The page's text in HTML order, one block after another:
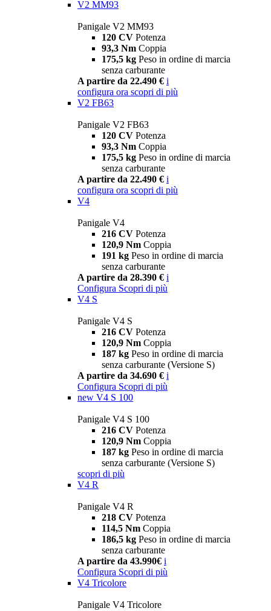
V2 MM93
Panigale V2 MM93
120 CV Potenza
93,3 Nm Coppia
175,5 kg Peso in ordine di marcia
senza carburante
A partire da 22.490 € i
configura ora scopri di più
V2 FB63
Panigale V2 FB63
120 CV Potenza
93,3 Nm Coppia
175,5 kg Peso in ordine di marcia
senza carburante
A partire da 22.490 € i
configura ora scopri di più
V4
Panigale V4
216 CV Potenza
120,9 Nm Coppia
191 kg Peso in ordine di marcia
senza carburante
A partire da 28.390 € i
Configura Scopri di più
V4 S
Panigale V4 S
216 CV Potenza
120,9 Nm Coppia
187 kg Peso in ordine di marcia
senza carburante (Versione S)
A partire da 34.690 € i
Configura Scopri di più
new V4 S 100
Panigale V4 S 100
216 CV Potenza
120,9 Nm Coppia
187 kg Peso in ordine di marcia
senza carburante (Versione S)
scopri di più
V4 R
Panigale V4 R
218 CV Potenza
114,5 Nm Coppia
186,5 kg Peso in ordine di marcia
senza carburante
A partire da 43.990€ i
Configura Scopri di più
V4 Tricolore
Panigale V4 Tricolore